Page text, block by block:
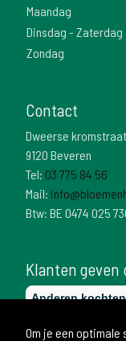
Maandag
Dinsdag - Zaterdag
Zondag
Contact
Dweerse
9120 Beveren
Tel: 03 775 84 56
Mail:
Btw: BE 0474 025
Klanten geven
Om je een